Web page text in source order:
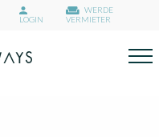
LOGIN
WERDE
VERMIETER